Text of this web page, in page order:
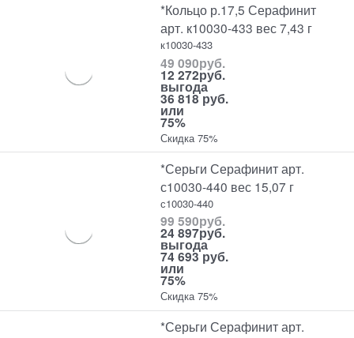
*Кольцо р.17,5 Серафинит
арт. к10030-433 вес 7,43 г
к10030-433
49 090руб.
12 272руб.
выгода
36 818 руб.
или
75%
Скидка 75%
*Серьги Серафинит арт.
с10030-440 вес 15,07 г
с10030-440
99 590руб.
24 897руб.
выгода
74 693 руб.
или
75%
Скидка 75%
*Серьги Серафинит арт.